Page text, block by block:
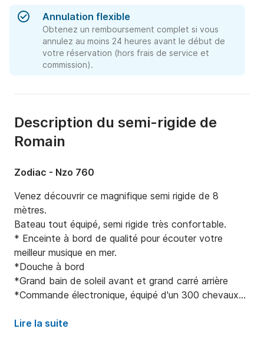
Annulation flexible
Obtenez un remboursement complet si vous
annulez au moins 24 heures avant le début de
votre réservation (hors frais de service et
commission).
Description du semi-rigide de
Romain
Zodiac - Nzo 760
Venez découvrir ce magnifique semi rigide de 8
mètres.
Bateau tout équipé, semi rigide très confortable.
* Enceinte à bord de qualité pour écouter votre
meilleur musique en mer.
*Douche à bord
*Grand bain de soleil avant et grand carré arrière
*Commande électronique, équipé d'un 300 chevaux
Possibilité de skipper si vous n'êtes pas propriétaire
Lire la suite